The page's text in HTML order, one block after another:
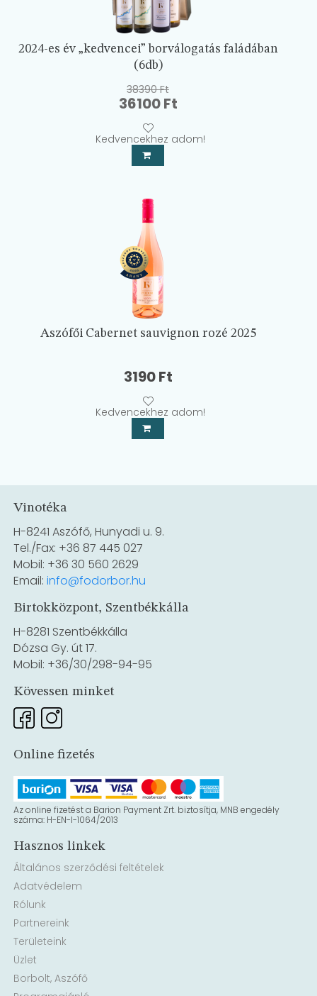
2024-es év „kedvencei” borválogatás faládában
(6db)
38390Ft
Original
price
was:
38390 Ft.
36100FtCurrent
is:
Kedvencekhez adom!
Aszófői Cabernet sauvignon rozé 2025
3190Ft
Kedvencekhez adom!
Vinotéka
H-8241 Aszófő, Hunyadi u. 9.
Tel./Fax: +36 87 445 027
Mobil: +36 30 560 2629
Email:info@fodorbor.hu
Birtokközpont, Szentbékkálla
H-8281 Szentbékkálla
Dózsa Gy. út 17.
Mobil: +36/30/298-94-95
Kövessen minket
Online fizetés
Az online fizetést a Barion Payment Zrt. biztosítja, MNB engedély
száma: H-EN-I-1064/2013
Hasznos linkek
Általános szerződési feltételek
Adatvédelem
Rólunk
Partnereink
Területeink
Üzlet
Borbolt, Aszófő